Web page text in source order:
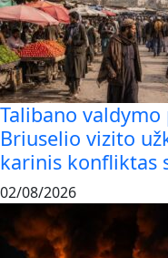
Talibano
Briuselio vizito
karinis konfliktas
02/08/2026